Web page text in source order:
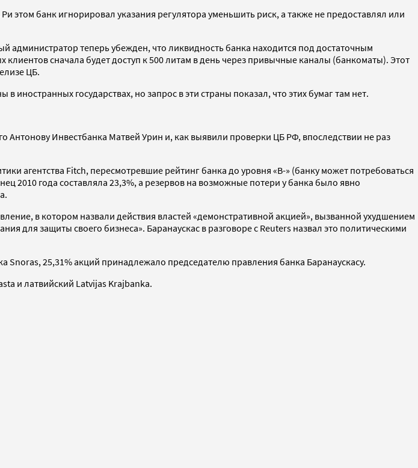
этом банк игнорировал указания регулятора уменьшить риск, а также не предоставлял или
администратор теперь убежден, что ликвидность банка находится под достаточным
сначала будет доступ к 500 литам в день через привычные каналы (банкоматы). Этот
ЦБ.
государствах, но запрос в эти страны показал, что этих бумаг там нет.
Инвестбанка Матвей Урин и, как выявили проверки ЦБ РФ, впоследствии не раз
агентства Fitch, пересмотревшие рейтинг банка до уровня «В-» (банку может потребоваться
2010 года составляла 23,3%, а резервов на возможные потери у банка было явно
в котором назвали действия властей «демонстративной акцией», вызванной ухудшением
для защиты своего бизнеса». Баранаускас в разговоре с Reuters назвал это политическими
25,31% акций принадлежало председателю правления банка Баранаускасу.
и латвийский Latvijas Krajbanka.